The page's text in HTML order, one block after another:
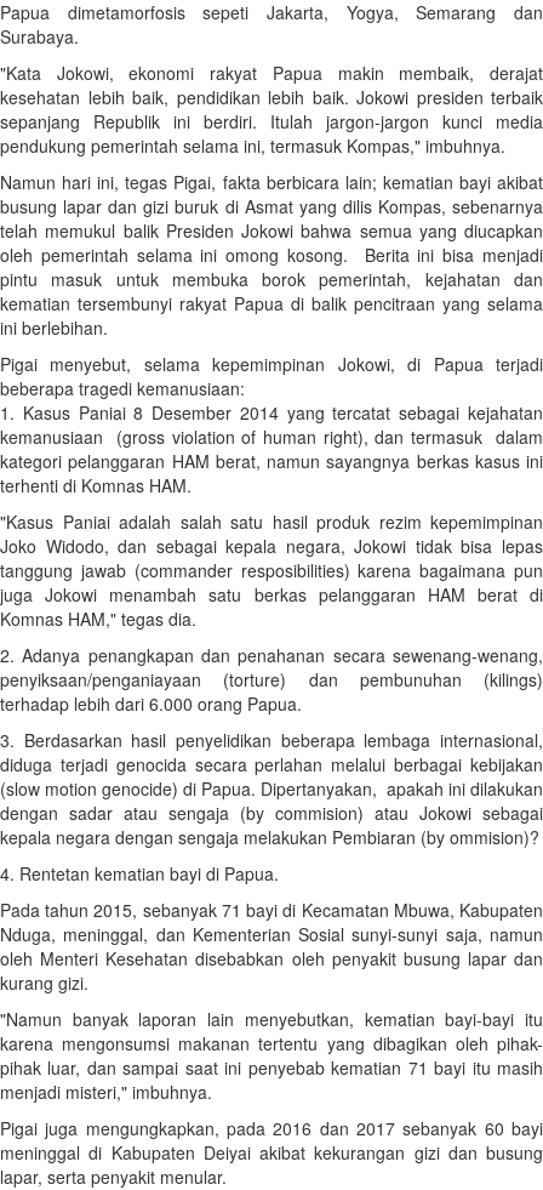
Papua dimetamorfosis sepeti Jakarta, Yogya, Semarang dan
Surabaya.
"Kata Jokowi, ekonomi rakyat Papua makin membaik, derajat
kesehatan lebih baik, pendidikan lebih baik. Jokowi presiden terbaik
sepanjang Republik ini berdiri. Itulah jargon-jargon kunci media
pendukung pemerintah selama ini, termasuk Kompas," imbuhnya.
Namun hari ini, tegas Pigai, fakta berbicara lain; kematian bayi akibat
busung lapar dan gizi buruk di Asmat yang dilis Kompas, sebenarnya
telah memukul balik Presiden Jokowi bahwa semua yang diucapkan
oleh pemerintah selama ini omong kosong. Berita ini bisa menjadi
pintu masuk untuk membuka borok pemerintah, kejahatan dan
kematian tersembunyi rakyat Papua di balik pencitraan yang selama
ini berlebihan.
Pigai menyebut, selama kepemimpinan Jokowi, di Papua terjadi
beberapa tragedi kemanusiaan:
1. Kasus Paniai 8 Desember 2014 yang tercatat sebagai kejahatan
kemanusiaan (gross violation of human right), dan termasuk dalam
kategori pelanggaran HAM berat, namun sayangnya berkas kasus ini
terhenti di Komnas HAM.
"Kasus Paniai adalah salah satu hasil produk rezim kepemimpinan
Joko Widodo, dan sebagai kepala negara, Jokowi tidak bisa lepas
tanggung jawab (commander resposibilities) karena bagaimana pun
juga Jokowi menambah satu berkas pelanggaran HAM berat di
Komnas HAM," tegas dia.
2. Adanya penangkapan dan penahanan secara sewenang-wenang,
penyiksaan/penganiayaan (torture) dan pembunuhan (kilings)
terhadap lebih dari 6.000 orang Papua.
3. Berdasarkan hasil penyelidikan beberapa lembaga internasional,
diduga terjadi genocida secara perlahan melalui berbagai kebijakan
(slow motion genocide) di Papua. Dipertanyakan, apakah ini dilakukan
dengan sadar atau sengaja (by commision) atau Jokowi sebagai
kepala negara dengan sengaja melakukan Pembiaran (by ommision)?
4. Rentetan kematian bayi di Papua.
Pada tahun 2015, sebanyak 71 bayi di Kecamatan Mbuwa, Kabupaten
Nduga, meninggal, dan Kementerian Sosial sunyi-sunyi saja, namun
oleh Menteri Kesehatan disebabkan oleh penyakit busung lapar dan
kurang gizi.
"Namun banyak laporan lain menyebutkan, kematian bayi-bayi itu
karena mengonsumsi makanan tertentu yang dibagikan oleh pihak-
pihak luar, dan sampai saat ini penyebab kematian 71 bayi itu masih
menjadi misteri," imbuhnya.
Pigai juga mengungkapkan, pada 2016 dan 2017 sebanyak 60 bayi
meninggal di Kabupaten Deiyai akibat kekurangan gizi dan busung
lapar, serta penyakit menular.